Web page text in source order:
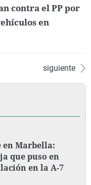
contra el PP por
en
siguiente
en Marbella:
que puso en
en la A-7